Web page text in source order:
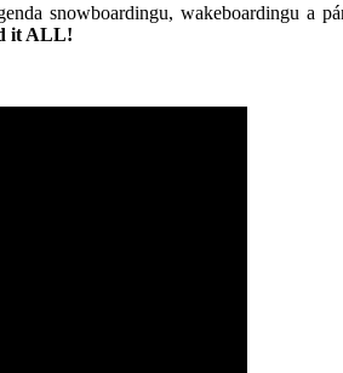
snowboardingu, wakeboardingu
it ALL!